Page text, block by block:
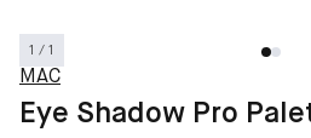
1 / 1
MAC
Eye Shadow Pro